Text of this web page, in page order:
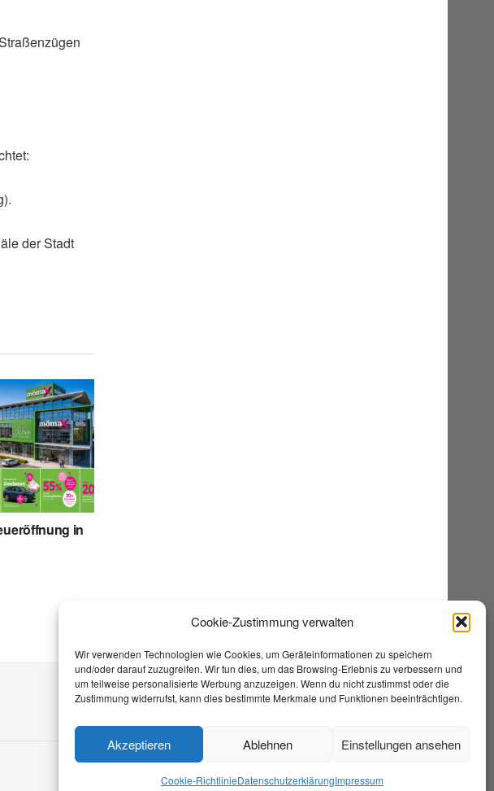
Cookie-Zustimmung verwalten
Wir verwenden Technologien wie Cookies, um Geräteinformationen zu speichern
und/oder darauf zuzugreifen. Wir tun dies, um das Browsing-Erlebnis zu verbessern und
um teilweise personalisierte Werbung anzuzeigen. Wenn du nicht zustimmst oder die
Zustimmung widerrufst, kann dies bestimmte Merkmale und Funktionen beeinträchtigen.
Akzeptieren Ablehnen Einstellungen ansehen
Cookie-RichtlinieDatenschutzerklärungImpressum
der Stadt
in